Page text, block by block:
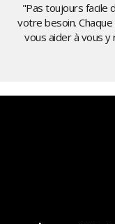
"Pas toujours facile
votre besoin.
vous aider à vous